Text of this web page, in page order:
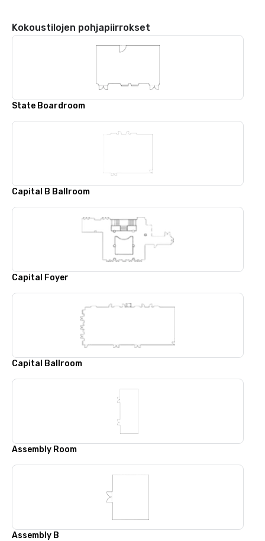
Kokoustilojen pohjapiirrokset
State Boardroom
Capital B Ballroom
Capital Foyer
Capital Ballroom
Assembly Room
Assembly B